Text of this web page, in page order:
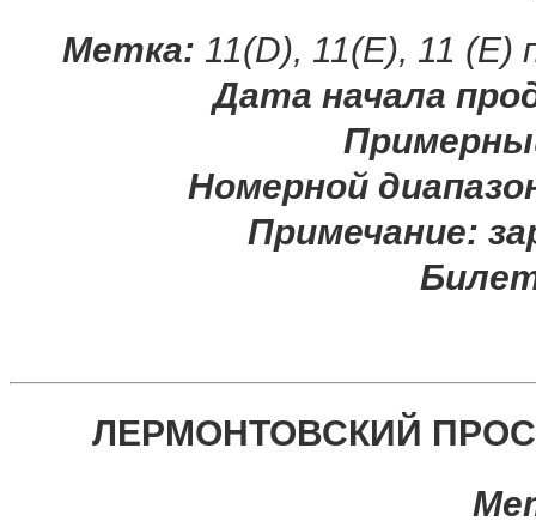
Метка: 11(D), 11(E), 11
Дата начала
Номерной
Примечание:
ЛЕРМОНТОВСКИЙ